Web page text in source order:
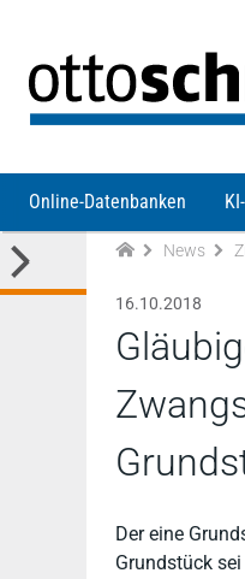
Online-Datenbanken
News
16.10.2018
Der eine
Grundstück